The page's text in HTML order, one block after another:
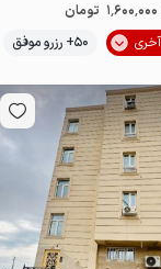
1٬600٬000 تومان
50+ رزرو موفق